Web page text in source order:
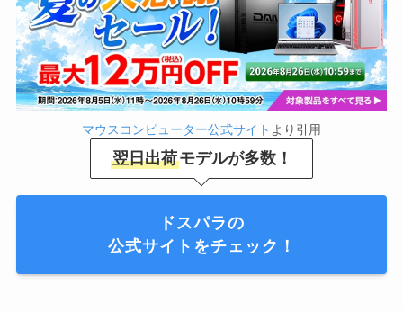
マウスコンピューター公式サイト より引用
翌日出荷モデルが多数！
ドスパラの
公式サイトをチェック！